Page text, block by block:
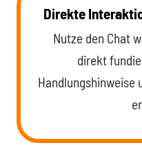
Direkte
Nutze den Chat
direkt
Handlungshinweise